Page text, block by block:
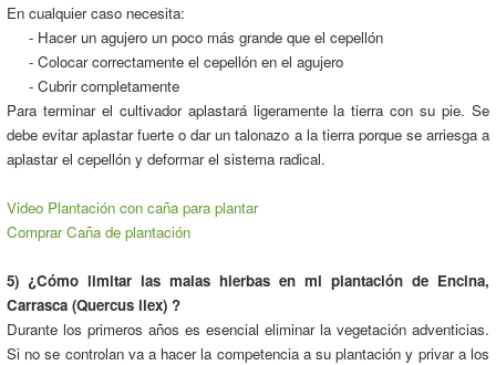
En cualquier caso necesita:
- Hacer un agujero un poco más grande que el cepellón
- Colocar correctamente el cepellón en el agujero
- Cubrir completamente
Para terminar el cultivador aplastará ligeramente la tierra con su pie. Se
debe evitar aplastar fuerte o dar un talonazo a la tierra porque se arriesga a
aplastar el cepellón y deformar el sistema radical.
Video Plantación con caña para plantar
Comprar Caña de plantación
5) ¿Cómo limitar las malas hierbas en mi plantación de Encina,
Carrasca (Quercus ilex) ?
Durante los primeros años es esencial eliminar la vegetación adventicias.
Si no se controlan va a hacer la competencia a su plantación y privar a los